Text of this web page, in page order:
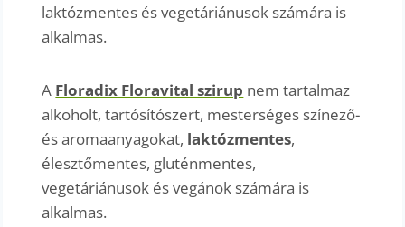
laktózmentes és vegetáriánusok számára is
alkalmas.
A Floradix Floravital szirup nem tartalmaz
alkoholt, tartósítószert, mesterséges színező-
és aromaanyagokat, laktózmentes,
élesztőmentes, gluténmentes,
vegetáriánusok és vegánok számára is
alkalmas.